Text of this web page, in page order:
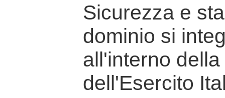
Sicurezza e
dominio si
all'interno
dell'Esercito